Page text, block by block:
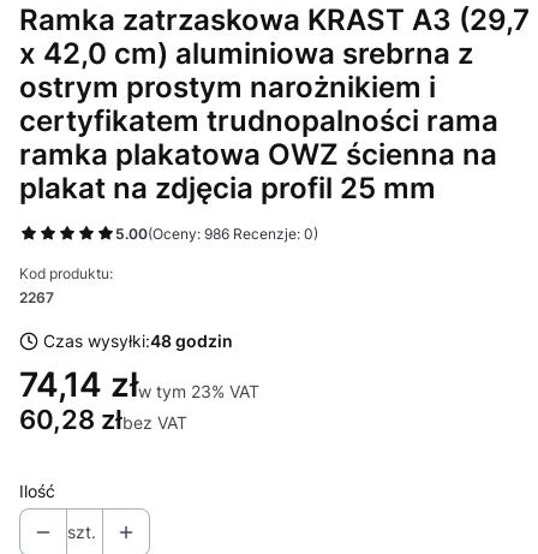
Ramka zatrzaskowa KRAST A3 (29,7
x 42,0 cm) aluminiowa srebrna z
ostrym prostym narożnikiem i
certyfikatem trudnopalności rama
ramka plakatowa OWZ ścienna na
plakat na zdjęcia profil 25 mm
5.00(Oceny: 986 Recenzje: 0)
Kod produktu:
2267
Czas wysyłki:48 godzin
74,14 złw tym 23% VAT
w tym 23% VAT
60,28 złbez VAT
Ilość
szt.